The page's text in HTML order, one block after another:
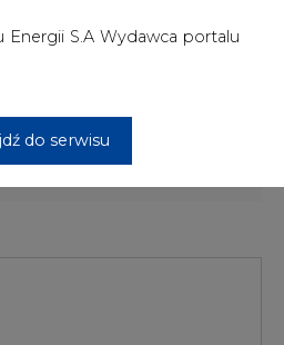
Energii S.A Wydawca portalu
do serwisu
narzędzi sztucznej inteligencji.